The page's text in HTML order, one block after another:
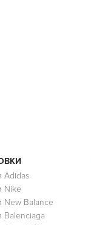
Adidas
Nike
New Balance
Balenciaga